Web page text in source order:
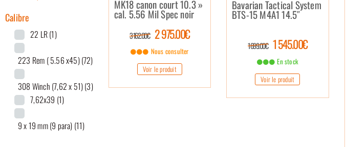
Calibre
22 LR(1)
223 Rem ( 5.56 x45)(72)
308 Winch (7,62 x 51)(3)
7,62x39 (1)
9 x 19 mm (9 para) (11)
MK18 canon court 10.3 »
cal. 5.56 Mil Spec noir
3 162.00€ 2 975.00€
Nous consulter
Voir le produit
Bavarian Tactical System
BTS-15 M4A1 14.5″
1 699.00€ 1 545.00€
En stock
Voir le produit